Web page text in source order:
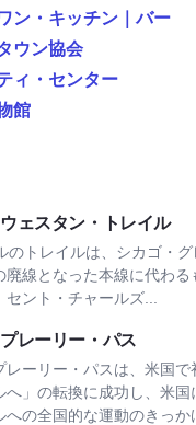
ン・キッチン｜バー
ウン協会
ィ・センター
館
ェスタン・トレイル
のトレイルは、シカゴ・グ
廃線となった本線に代わる
ント・チャールズ...
・トレイルを見る
レーリー・パス
レーリー・パスは、米国で
へ」の転換に成功し、米国
の全国的な運動のきっか
・パスを見る